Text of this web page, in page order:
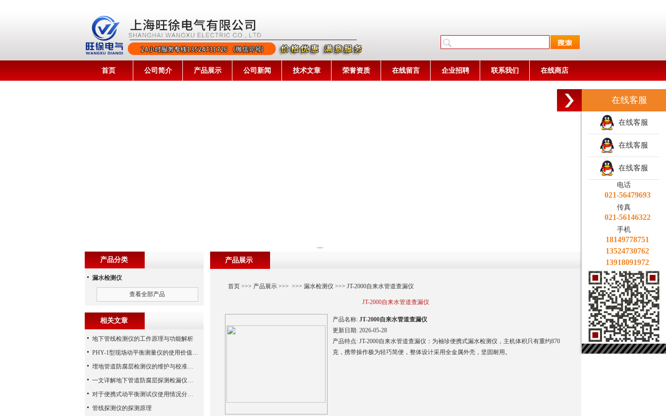
首页 公司简介 产品展示 公司新闻 技术文章 荣誉资质 在线留言 企业招聘 联系我们 在线商店
产品展示
首页>>> 产品展示>>> >>> 漏水检测仪 >>> JT-2000自来水管道查漏仪
JT-2000自来水管道查漏仪
产品名称: JT-2000自来水管道查漏仪
更新日期: 2026-05-28
产品特点: JT-2000自来水管道查漏仪：为袖珍便携式漏水检测仪，主机体积只有重约870
克，携带操作极为轻巧简便，整体设计采用全金属外壳，坚固耐用。
产品分类
漏水检测仪
查看全部产品
相关文章
地下管线检测仪的工作原理与功能解析
PHY-1型现场动平衡测量仪的使用价值需求分析
埋地管道防腐层检测仪的维护与校准技巧
一文详解地下管道防腐层探测检漏仪的定位原理和检测方法
对于便携式动平衡测试仪使用情况分析概述
管线探测仪的探测原理
在线客服
在线客服
在线客服
在线客服
电话
021-56479693
传真
021-56146322
手机
18149778751
13524730762
13918091972